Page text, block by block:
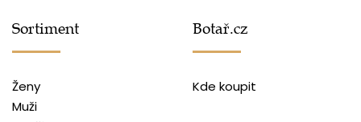
Sortiment
Ženy
Muži
Botař.cz
Kde koupit